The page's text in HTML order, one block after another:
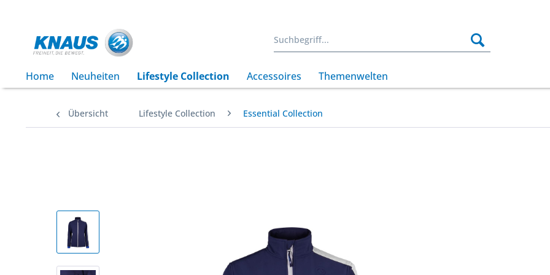
Home Neuheiten Lifestyle Collection Accessoires Themenwelten
Übersicht Lifestyle Collection Essential Collection